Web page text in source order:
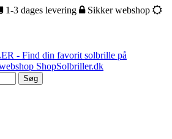
1-3 dages levering
Sikker webshop
Søg